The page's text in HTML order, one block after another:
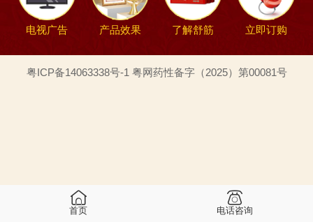
电视广告 产品效果 了解舒筋 立即订购
粤ICP备14063338号-1 粤网药性备字（2025）第00081号
首页 电话咨询